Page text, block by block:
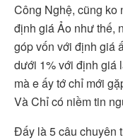
Công Nghệ, cũng ko
định giá Ảo như thế,
góp vốn với định giá
dưới 1% với định giá
mà e ấy tớ chỉ mới
Và Chỉ có niềm tin
Đấy là 5 câu chuyên